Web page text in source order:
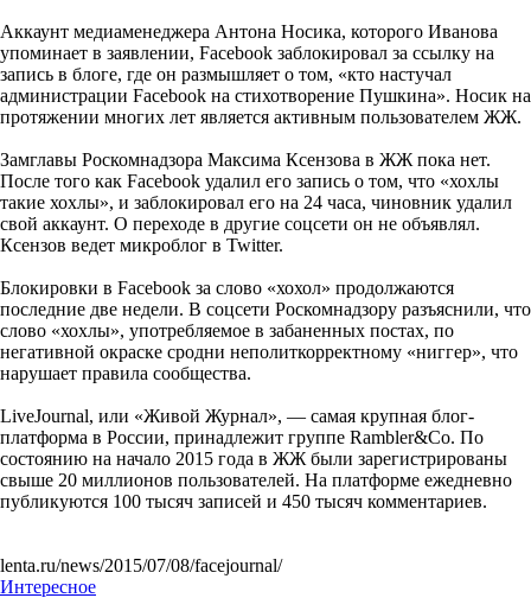
Аккаунт медиаменеджера Антона Носика, которого Иванова
упоминает в заявлении, Facebook заблокировал за ссылку на
запись в блоге, где он размышляет о том, «кто настучал
администрации Facebook на стихотворение Пушкина». Носик на
протяжении многих лет является активным пользователем ЖЖ.
Замглавы Роскомнадзора Максима Ксензова в ЖЖ пока нет.
После того как Facebook удалил его запись о том, что «хохлы
такие хохлы», и заблокировал его на 24 часа, чиновник удалил
свой аккаунт. О переходе в другие соцсети он не объявлял.
Ксензов ведет микроблог в Twitter.
Блокировки в Facebook за слово «хохол» продолжаются
последние две недели. В соцсети Роскомнадзору разъяснили, что
слово «хохлы», употребляемое в забаненных постах, по
негативной окраске сродни неполиткорректному «ниггер», что
нарушает правила сообщества.
LiveJournal, или «Живой Журнал», — самая крупная блог-
платформа в России, принадлежит группе Rambler&Co. По
состоянию на начало 2015 года в ЖЖ были зарегистрированы
свыше 20 миллионов пользователей. На платформе ежедневно
публикуются 100 тысяч записей и 450 тысяч комментариев.
lenta.ru/news/2015/07/08/facejournal/
Интересное